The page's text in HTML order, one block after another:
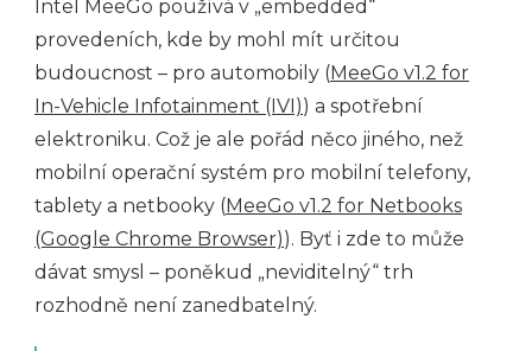
Intel MeeGo používá v „embedded“
provedeních, kde by mohl mít určitou
budoucnost – pro automobily (MeeGo v1.2 for
In-Vehicle Infotainment (IVI)) a spotřební
elektroniku. Což je ale pořád něco jiného, než
mobilní operační systém pro mobilní telefony,
tablety a netbooky (MeeGo v1.2 for Netbooks
(Google Chrome Browser)). Byť i zde to může
dávat smysl – poněkud „neviditelný“ trh
rozhodně není zanedbatelný.